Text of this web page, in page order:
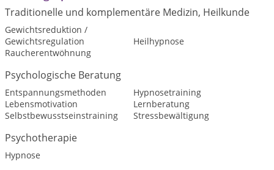
Traditionelle und komplementäre Medizin, Heilkunde
Gewichtsreduktion /
Gewichtsregulation
Heilhypnose
Raucherentwöhnung
Psychologische Beratung
Entspannungsmethoden
Hypnosetraining
Lebensmotivation
Lernberatung
Selbstbewusstseinstraining
Stressbewältigung
Psychotherapie
Hypnose